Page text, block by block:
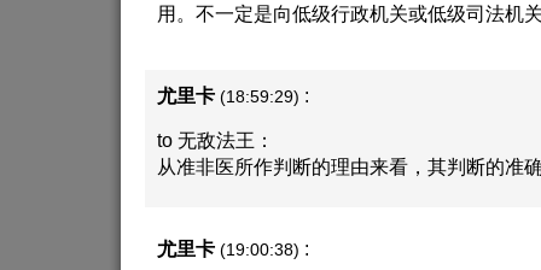
用。不一定是向低级行政机关或低级司法机
尤里卡 (18:59:29) :
to 无敌法王：
从准非医所作判断的理由来看，其判断的准
尤里卡 (19:00:38) :